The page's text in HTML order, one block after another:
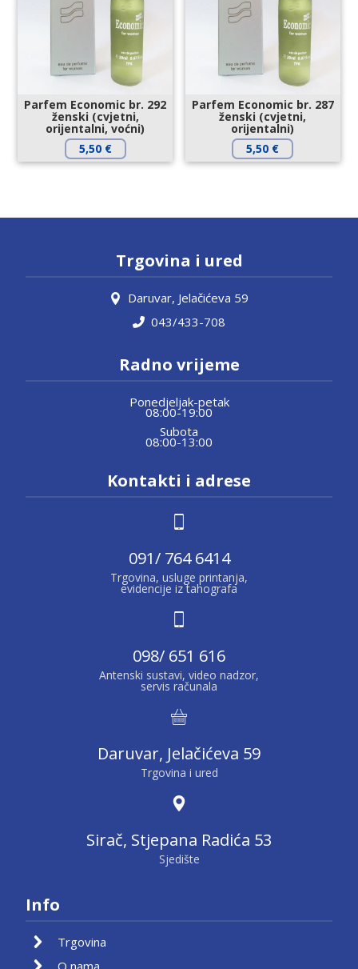
Parfem Economic br. 292
ženski (cvjetni,
orijentalni, voćni)
5,50 €
Parfem Economic br. 287
ženski (cvjetni,
orijentalni)
5,50 €
Trgovina i ured
Daruvar, Jelačićeva 59
043/433-708
Radno vrijeme
Ponedjeljak-petak
08:00-19:00
Subota
08:00-13:00
Kontakti i adrese
091/ 764 6414
Trgovina, usluge printanja,
evidencije iz tahografa
098/ 651 616
Antenski sustavi, video nadzor,
servis računala
Daruvar, Jelačićeva 59
Trgovina i ured
Sirač, Stjepana Radića 53
Sjedište
Info
Trgovina
O nama